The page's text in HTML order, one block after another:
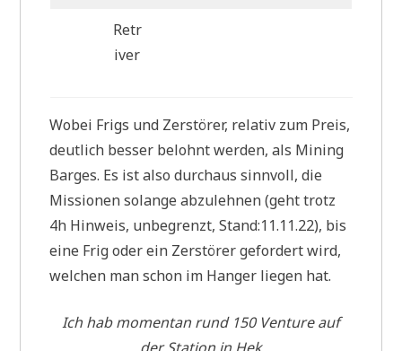
Retr
iver
Wobei Frigs und Zerstörer, relativ zum Preis,
deutlich besser belohnt werden, als Mining
Barges. Es ist also durchaus sinnvoll, die
Missionen solange abzulehnen (geht trotz
4h Hinweis, unbegrenzt, Stand:11.11.22), bis
eine Frig oder ein Zerstörer gefordert wird,
welchen man schon im Hanger liegen hat.
Ich hab momentan rund 150 Venture auf